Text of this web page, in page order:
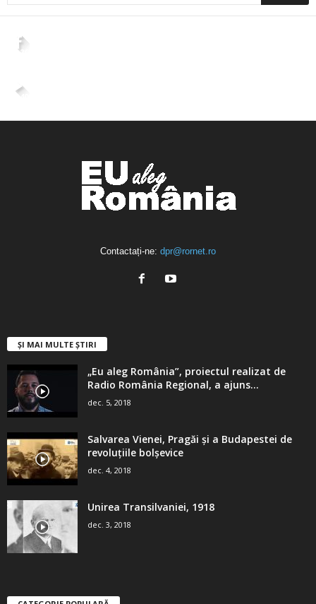
2,265
4,400
Contactați-ne: dpr@rornet.ro
ȘI MAI MULTE ȘTIRI
„Eu aleg România”, proiectul realizat de
Radio România Regional, a ajuns...
dec. 5, 2018
Salvarea Vienei, Pragăi şi a Budapestei de
revoluţiile bolşevice
dec. 4, 2018
Unirea Transilvaniei, 1918
dec. 3, 2018